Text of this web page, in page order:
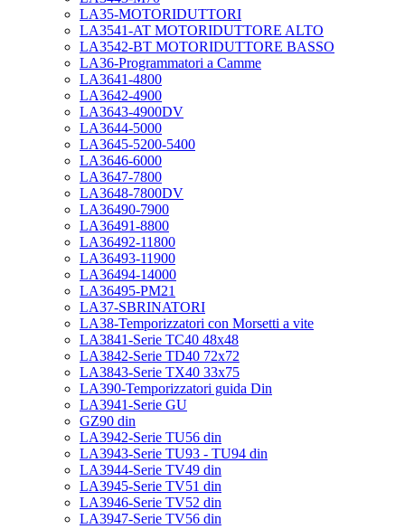
LA35-MOTORIDUTTORI
LA3541-AT MOTORIDUTTORE ALTO
LA3542-BT MOTORIDUTTORE BASSO
LA36-Programmatori a Camme
LA3641-4800
LA3642-4900
LA3643-4900DV
LA3644-5000
LA3645-5200-5400
LA3646-6000
LA3647-7800
LA3648-7800DV
LA36490-7900
LA36491-8800
LA36492-11800
LA36493-11900
LA36494-14000
LA36495-PM21
LA37-SBRINATORI
LA38-Temporizzatori con Morsetti a vite
LA3841-Serie TC40 48x48
LA3842-Serie TD40 72x72
LA3843-Serie TX40 33x75
LA390-Temporizzatori guida Din
LA3941-Serie GU
GZ90 din
LA3942-Serie TU56 din
LA3943-Serie TU93 - TU94 din
LA3944-Serie TV49 din
LA3945-Serie TV51 din
LA3946-Serie TV52 din
LA3947-Serie TV56 din